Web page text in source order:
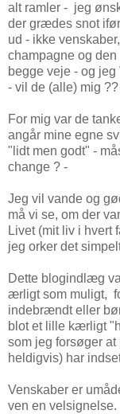
alt ramler - jeg
der grædes snot
ud - ikke
champagne og
begge veje - og
- vil de (alle) mig ??
For mig var de
angår mine egne
"lidt men godt" -
change ? -
Jeg vil vande og
må vi se, om der
Livet (mit liv i hvert
jeg orker det
Dette blogindlæg
ærligt som muligt,
indebrændt eller
blot et lille kærligt
som jeg forsøger
heldigvis) har
Venskaber er
ven en